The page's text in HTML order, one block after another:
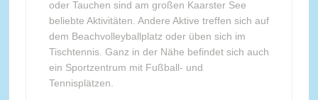
oder Tauchen sind am großen Kaarster See
beliebte Aktivitäten. Andere Aktive treffen sich auf
dem Beachvolleyballplatz oder üben sich im
Tischtennis. Ganz in der Nähe befindet sich auch
ein Sportzentrum mit Fußball- und
Tennisplätzen.